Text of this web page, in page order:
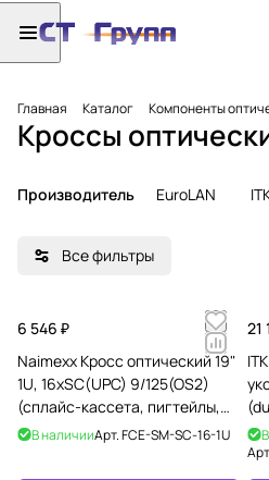
Главная Каталог Компоненты
Кроссы
Производитель EuroLAN
Все фильтры
6 546 ₽
Naimexx Кросс оптический 19"
1U, 16хSC(UPC) 9/125(OS2)
(сплайс-кассета, пигтейлы,
КДЗС)
В наличииАрт.FCE-SM-SC-16-1U
21